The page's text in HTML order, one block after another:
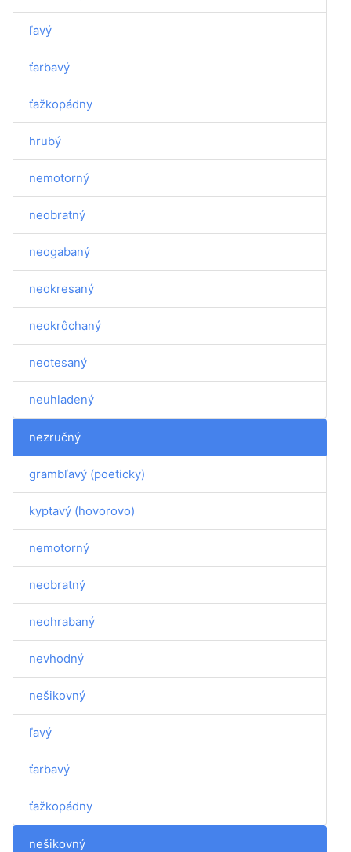
ľavý
ťarbavý
ťažkopádny
hrubý
nemotorný
neobratný
neogabaný
neokresaný
neokrôchaný
neotesaný
neuhladený
nezručný
grambľavý (poeticky)
kyptavý (hovorovo)
nemotorný
neobratný
neohrabaný
nevhodný
nešikovný
ľavý
ťarbavý
ťažkopádny
nešikovný